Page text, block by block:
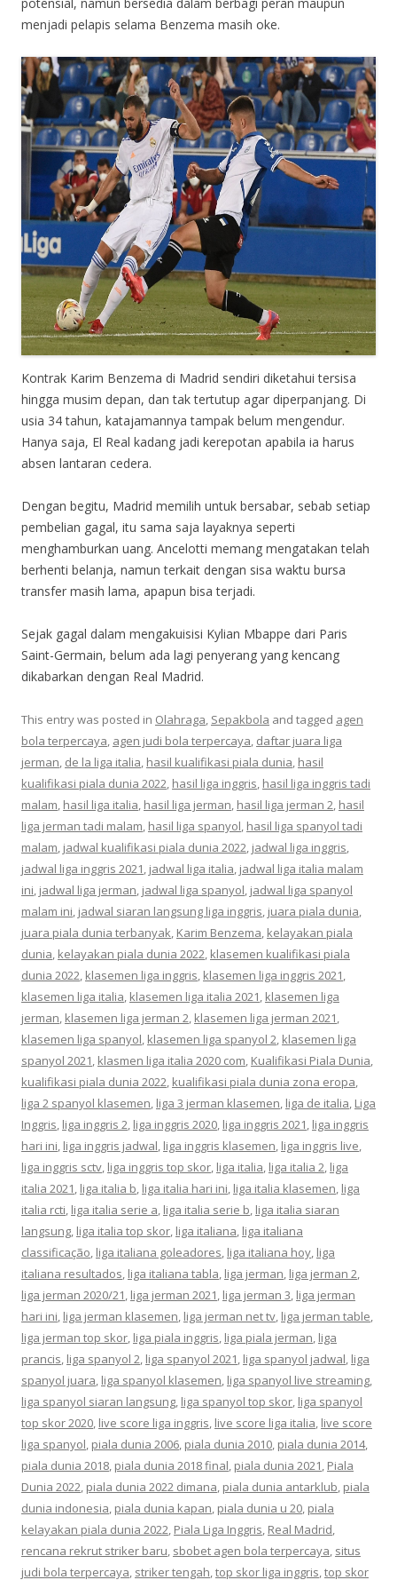
menjadi pelapis selama Benzema masih oke.
Kontrak Karim Benzema di Madrid sendiri diketahui tersisa
hingga musim depan, dan tak tertutup agar diperpanjang. Di
usia 34 tahun, katajamannya tampak belum mengendur.
Hanya saja, El Real kadang jadi kerepotan apabila ia harus
absen lantaran cedera.
Dengan begitu, Madrid memilih untuk bersabar, sebab setiap
pembelian gagal, itu sama saja layaknya seperti
menghamburkan uang. Ancelotti memang mengatakan telah
berhenti belanja, namun terkait dengan sisa waktu bursa
transfer masih lama, apapun bisa terjadi.
Sejak gagal dalam mengakuisisi Kylian Mbappe dari Paris
Saint-Germain, belum ada lagi penyerang yang kencang
dikabarkan dengan Real Madrid.
This entry was posted in Olahraga, Sepakbola and tagged agen
bola terpercaya, agen judi bola terpercaya, daftar juara liga
jerman, de la liga italia, hasil kualifikasi piala dunia, hasil
kualifikasi piala dunia 2022, hasil liga inggris, hasil liga inggris tadi
malam, hasil liga italia, hasil liga jerman, hasil liga jerman 2, hasil
liga jerman tadi malam, hasil liga spanyol, hasil liga spanyol tadi
malam, jadwal kualifikasi piala dunia 2022, jadwal liga inggris,
jadwal liga inggris 2021, jadwal liga italia, jadwal liga italia malam
ini, jadwal liga jerman, jadwal liga spanyol, jadwal liga spanyol
malam ini, jadwal siaran langsung liga inggris, juara piala dunia,
juara piala dunia terbanyak, Karim Benzema, kelayakan piala
dunia, kelayakan piala dunia 2022, klasemen kualifikasi piala
dunia 2022, klasemen liga inggris, klasemen liga inggris 2021,
klasemen liga italia, klasemen liga italia 2021, klasemen liga
jerman, klasemen liga jerman 2, klasemen liga jerman 2021,
klasemen liga spanyol, klasemen liga spanyol 2, klasemen liga
spanyol 2021, klasmen liga italia 2020 com, Kualifikasi Piala Dunia,
kualifikasi piala dunia 2022, kualifikasi piala dunia zona eropa,
liga 2 spanyol klasemen, liga 3 jerman klasemen, liga de italia, Liga
Inggris, liga inggris 2, liga inggris 2020, liga inggris 2021, liga inggris
hari ini, liga inggris jadwal, liga inggris klasemen, liga inggris live,
liga inggris sctv, liga inggris top skor, liga italia, liga italia 2, liga
italia 2021, liga italia b, liga italia hari ini, liga italia klasemen, liga
italia rcti, liga italia serie a, liga italia serie b, liga italia siaran
langsung, liga italia top skor, liga italiana, liga italiana
classificação, liga italiana goleadores, liga italiana hoy, liga
italiana resultados, liga italiana tabla, liga jerman, liga jerman 2,
liga jerman 2020/21, liga jerman 2021, liga jerman 3, liga jerman
hari ini, liga jerman klasemen, liga jerman net tv, liga jerman table,
liga jerman top skor, liga piala inggris, liga piala jerman, liga
prancis, liga spanyol 2, liga spanyol 2021, liga spanyol jadwal, liga
spanyol juara, liga spanyol klasemen, liga spanyol live streaming,
liga spanyol siaran langsung, liga spanyol top skor, liga spanyol
top skor 2020, live score liga inggris, live score liga italia, live score
liga spanyol, piala dunia 2006, piala dunia 2010, piala dunia 2014,
piala dunia 2018, piala dunia 2018 final, piala dunia 2021, Piala
Dunia 2022, piala dunia 2022 dimana, piala dunia antarklub, piala
dunia indonesia, piala dunia kapan, piala dunia u 20, piala
kelayakan piala dunia 2022, Piala Liga Inggris, Real Madrid,
rencana rekrut striker baru, sbobet agen bola terpercaya, situs
judi bola terpercaya, striker tengah,top skor liga inggris,top skor